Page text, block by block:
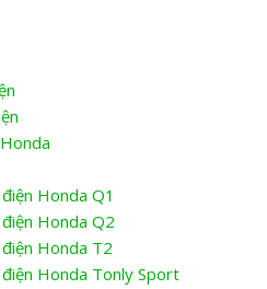
Honda Q1
Honda Q2
Honda T2
Honda Tonly Sport